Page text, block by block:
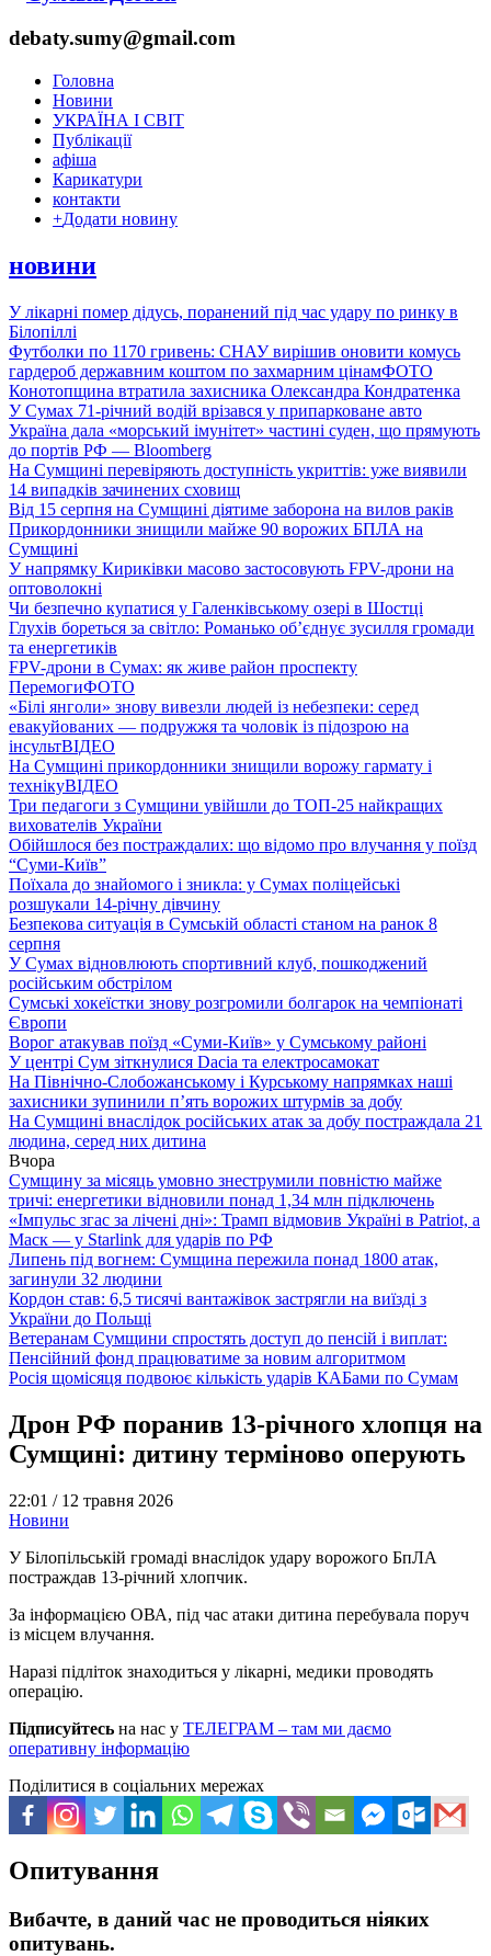
debaty.sumy@gmail.com
Головна
Новини
УКРАЇНА І СВІТ
Публікації
афіша
Карикатури
контакти
+Додати новину
новини
У лікарні помер дідусь, поранений під час удару по ринку в
Білопіллі
Футболки по 1170 гривень: СНАУ вирішив оновити комусь
гардероб державним коштом по захмарним цінамФОТО
Конотопщина втратила захисника Олександра Кондратенка
У Сумах 71-річний водій врізався у припарковане авто
Україна дала «морський імунітет» частині суден, що прямують
до портів РФ — Bloomberg
На Сумщині перевіряють доступність укриттів: уже виявили
14 випадків зачинених сховищ
Від 15 серпня на Сумщині діятиме заборона на вилов раків
Прикордонники знищили майже 90 ворожих БПЛА на
Сумщині
У напрямку Кириківки масово застосовують FPV-дрони на
оптоволокні
Чи безпечно купатися у Галенківському озері в Шостці
Глухів бореться за світло: Романько об’єднує зусилля громади
та енергетиків
FPV-дрони в Сумах: як живе район проспекту
ПеремогиФОТО
«Білі янголи» знову вивезли людей із небезпеки: серед
евакуйованих — подружжя та чоловік із підозрою на
інсультВІДЕО
На Сумщині прикордонники знищили ворожу гармату і
технікуВІДЕО
Три педагоги з Сумщини увійшли до ТОП-25 найкращих
вихователів України
Обійшлося без постраждалих: що відомо про влучання у поїзд
“Суми-Київ”
Поїхала до знайомого і зникла: у Сумах поліцейські
розшукали 14-річну дівчину
Безпекова ситуація в Сумській області станом на ранок 8
серпня
У Сумах відновлюють спортивний клуб, пошкоджений
російським обстрілом
Сумські хокеїстки знову розгромили болгарок на чемпіонаті
Європи
Ворог атакував поїзд «Суми-Київ» у Сумському районі
У центрі Сум зіткнулися Dacia та електросамокат
На Північно-Слобожанському і Курському напрямках наші
захисники зупинили п’ять ворожих штурмів за добу
На Сумщині внаслідок російських атак за добу постраждала 21
людина, серед них дитина
Вчора
Сумщину за місяць умовно знеструмили повністю майже
тричі: енергетики відновили понад 1,34 млн підключень
«Імпульс згас за лічені дні»: Трамп відмовив Україні в Patriot, а
Маск — у Starlink для ударів по РФ
Липень під вогнем: Сумщина пережила понад 1800 атак,
загинули 32 людини
Кордон став: 6,5 тисячі вантажівок застрягли на виїзді з
України до Польщі
Ветеранам Сумщини спростять доступ до пенсій і виплат:
Пенсійний фонд працюватиме за новим алгоритмом
Росія щомісяця подвоює кількість ударів КАБами по Сумам
Дрон РФ поранив 13-річного хлопця на
Сумщині: дитину терміново оперують
22:01 / 12 травня 2026
Новини
У Білопільській громаді внаслідок удару ворожого БпЛА
постраждав 13-річний хлопчик.
За інформацією ОВА, під час атаки дитина перебувала поруч
із місцем влучання.
Наразі підліток знаходиться у лікарні, медики проводять
операцію.
Підписуйтесь на нас у ТЕЛЕГРАМ – там ми даємо
оперативну інформацію
Поділитися в соціальних мережах
Опитування
Вибачте, в даний час не проводиться ніяких
опитувань.